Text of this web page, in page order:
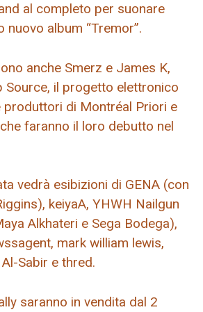
al completo per suonare
nuovo album “Tremor”.
anche Smerz e James K,
Source, il progetto elettronico
produttori di Montréal Priori e
faranno il loro debutto nel
vedrà esibizioni di GENA (con
keiyaA, YHWH Nailgun
Alkhateri e Sega Bodega),
mark william lewis,
Sabir e thred.
saranno in vendita dal 2